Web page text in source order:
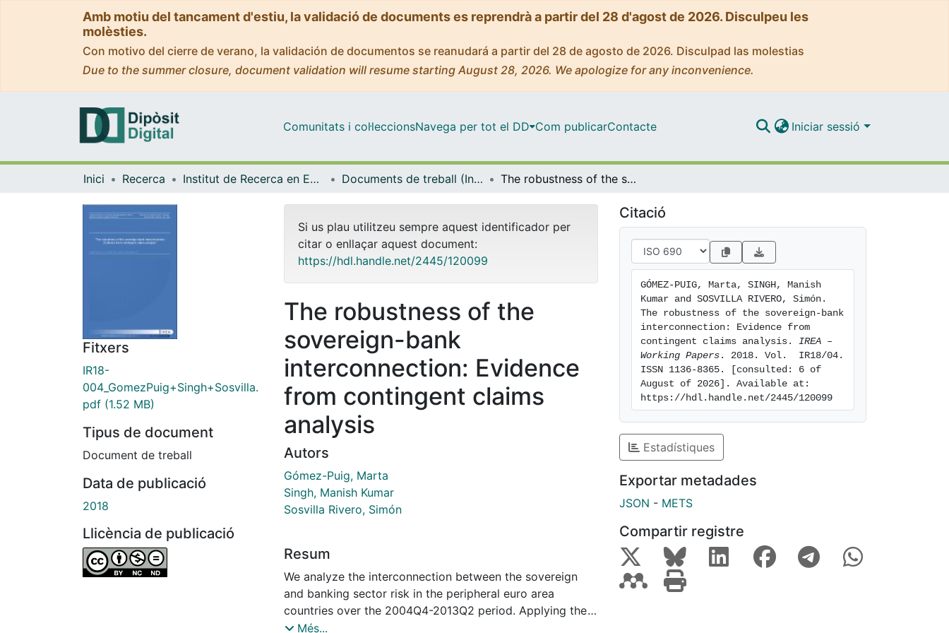
Amb motiu del tancament d'estiu, la validació de documents es reprendrà a partir del 28 d'agost de 2026. Disculpeu les
molèsties.
Con motivo del cierre de verano, la validación de documentos se reanudará a partir del 28 de agosto de 2026. Disculpad las molestias
Due to the summer closure, document validation will resume starting August 28, 2026. We apologize for any inconvenience.
Comunitats i col·leccionsNavega per tot el DD Com publicarContacte Iniciar sessió
Inici Recerca Institut de Recerca en Economia Aplicada Regional i Pública (IREA) Documents de treball (Institut de Recerca en Economia Aplicada Regional i Pública (IREA)) The robustness of the sovereign-bank interconnection: Evidence from contingent claims analysis
Fitxers
IR18-
004_GomezPuig+Singh+Sosvilla.
pdf (1.52 MB)
Tipus de document
Document de treball
Data de publicació
2018
Llicència de publicació
Si us plau utilitzeu sempre aquest identificador per
citar o enllaçar aquest document:
https://hdl.handle.net/2445/120099
The robustness of the
sovereign-bank
interconnection: Evidence
from contingent claims
analysis
Autors
Gómez-Puig, Marta
Singh, Manish Kumar
Sosvilla Rivero, Simón
Resum
We analyze the interconnection between the sovereign
and banking sector risk in the peripheral euro area
countries over the 2004Q4-2013Q2 period. Applying the
contingent claims methodology, we build indicators of
Més...
Citació
GÓMEZ-PUIG, Marta, SINGH, Manish
Kumar and SOSVILLA RIVERO, Simón.
The robustness of the sovereign-bank
interconnection: Evidence from
contingent claims analysis. IREA –
Working Papers . 2018. Vol.  IR18/04.
ISSN 1136-8365. [consulted: 6 of
August of 2026]. Available at:
https://hdl.handle.net/2445/120099
Estadístiques
Exportar metadades
JSON - METS
Compartir registre